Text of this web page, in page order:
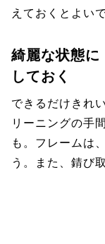
えておくとよい
綺麗な状態に
しておく
できるだけきれ
リーニングの手
も。フレームは
う。また、錆び